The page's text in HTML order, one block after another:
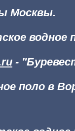
Москвы.
водное
-
поло в